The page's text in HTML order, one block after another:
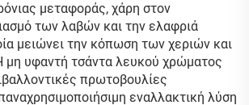
μεταφοράς, χάρη στον
των λαβών και την ελαφριά
μειώνει την κόπωση των χεριών και
μη υφαντή τσάντα λευκού χρώματος
πρωτοβουλίες
εναλλακτική λύση